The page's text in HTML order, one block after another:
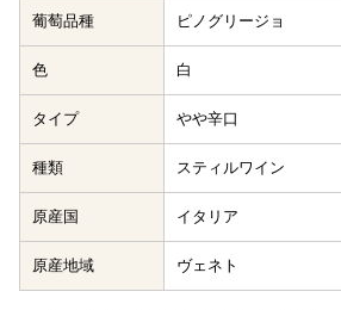
葡萄品種 ピノグリージョ
色 白
タイプ やや辛口
種類 スティルワイン
原産国 イタリア
原産地域 ヴェネト